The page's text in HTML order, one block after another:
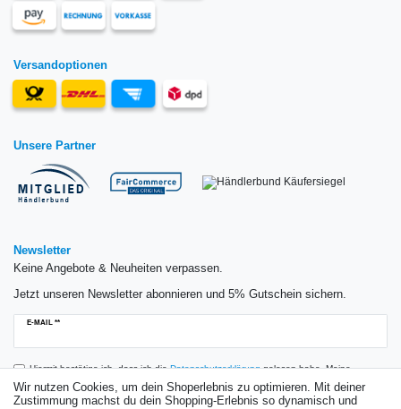
Versandoptionen
Unsere Partner
Newsletter
Keine Angebote & Neuheiten verpassen.
Jetzt unseren Newsletter abonnieren und 5% Gutschein sichern.
E-MAIL **
Newsletter
Hiermit bestätige ich, dass ich dieDaten­schutz­erklärunggelesen habe. Meine
Einwilligung kann ich jederzeit widerrufen.**
Wir nutzen Cookies, um dein Shoperlebnis zu optimieren. Mit deiner
Zustimmung machst du dein Shopping-Erlebnis so dynamisch und